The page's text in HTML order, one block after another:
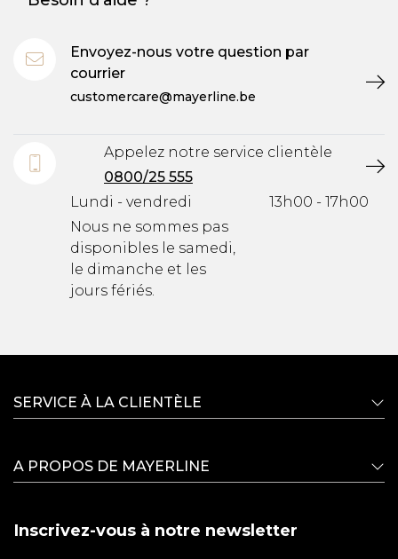
Envoyez-nous votre question par
courrier
customercare@mayerline.be
Appelez notre service clientèle
0800/25 555
Lundi - vendredi
Nous ne sommes pas
disponibles le samedi,
le dimanche et les
jours fériés.
13h00 - 17h00
SERVICE À LA CLIENTÈLE
A PROPOS DE MAYERLINE
Inscrivez-vous à notre newsletter